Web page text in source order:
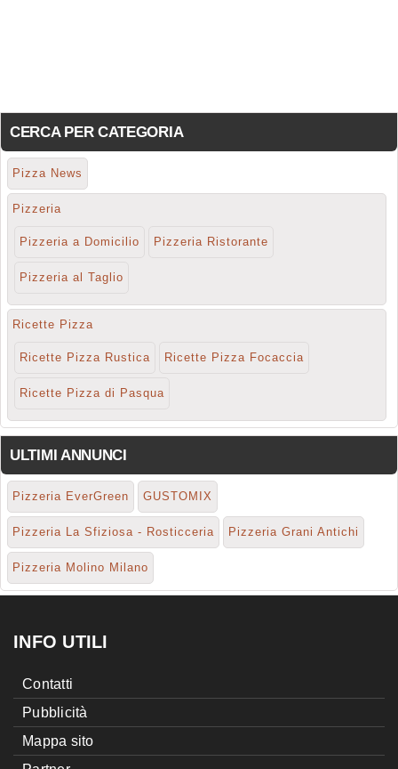
CERCA PER CATEGORIA
Pizza News
Pizzeria
Pizzeria a Domicilio Pizzeria Ristorante
Pizzeria al Taglio
Ricette Pizza
Ricette Pizza Rustica Ricette Pizza Focaccia
Ricette Pizza di Pasqua
ULTIMI ANNUNCI
Pizzeria EverGreen GUSTOMIX
Pizzeria La Sfiziosa - Rosticceria Pizzeria Grani Antichi
Pizzeria Molino Milano
INFO UTILI
Contatti
Pubblicità
Mappa sito